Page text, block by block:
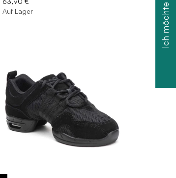
Auf Lager